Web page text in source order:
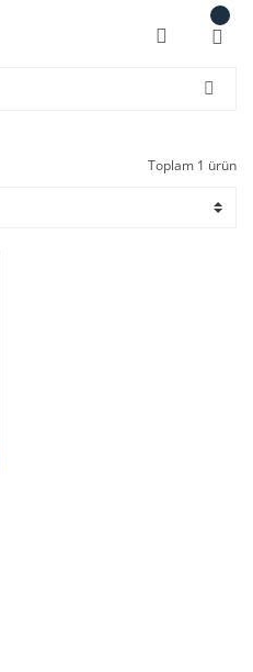
Toplam 1 ürün